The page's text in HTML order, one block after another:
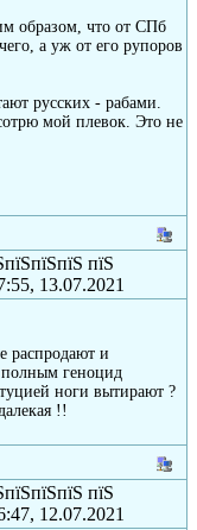
образом, что от СПб
а уж от его рупоров
русских - рабами.
мой плевок. Это не
пїЅ
13.07.2021
распродают и
полным геноцид
ноги вытирают ?
!!
пїЅ
12.07.2021